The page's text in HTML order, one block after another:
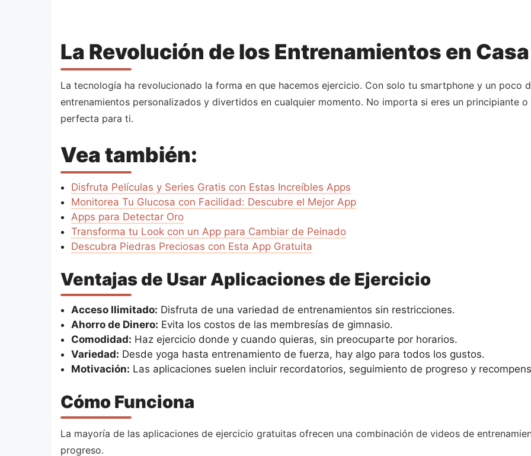
La Revolución de los Entrenamientos en Casa
La tecnología ha revolucionado la forma en que hacemos ejercicio. Con solo tu smartphone y un poco
entrenamientos personalizados y divertidos en cualquier momento. No importa si eres un principiante
perfecta para ti.
Vea también:
Disfruta Películas y Series Gratis con Estas Increíbles Apps
Monitorea Tu Glucosa con Facilidad: Descubre el Mejor App
Apps para Detectar Oro
Transforma tu Look con un App para Cambiar de Peinado
Descubra Piedras Preciosas con Esta App Gratuita
Ventajas de Usar Aplicaciones de Ejercicio
Acceso Ilimitado: Disfruta de una variedad de entrenamientos sin restricciones.
Ahorro de Dinero: Evita los costos de las membresías de gimnasio.
Comodidad: Haz ejercicio donde y cuando quieras, sin preocuparte por horarios.
Variedad: Desde yoga hasta entrenamiento de fuerza, hay algo para todos los gustos.
Motivación: Las aplicaciones suelen incluir recordatorios, seguimiento de progreso y
Cómo Funciona
La mayoría de las aplicaciones de ejercicio gratuitas ofrecen una combinación de videos de
progreso.